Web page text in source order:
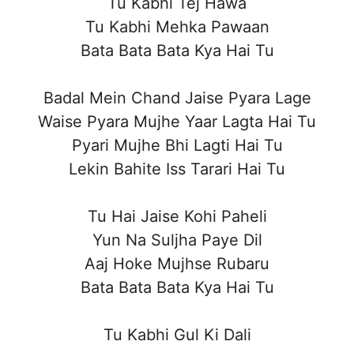
Tu Kabhi Mehka Pawaan
Bata Bata Bata Kya Hai Tu
Badal Mein Chand Jaise Pyara Lage
Waise Pyara Mujhe Yaar Lagta Hai Tu
Pyari Mujhe Bhi Lagti Hai Tu
Lekin Bahite Iss Tarari Hai Tu
Tu Hai Jaise Kohi Paheli
Yun Na Suljha Paye Dil
Aaj Hoke Mujhse Rubaru
Bata Bata Bata Kya Hai Tu
Tu Kabhi Gul Ki Dali